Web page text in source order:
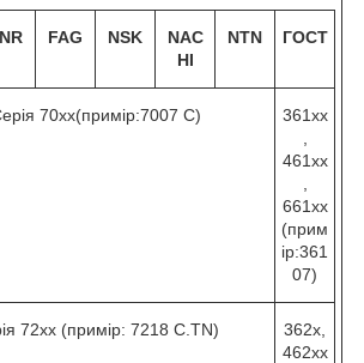
FAG NSK
NAC
HI
NTN ГОСТ
70хх(примір:7007 C)
361хх
461хх
661хх
(прим
ір:361
07)
72хх (примір: 7218 C.TN)
362х,
462хх